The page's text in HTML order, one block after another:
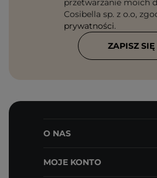
przetwarzanie moich
Cosibella sp. z o.o,
prywatności.
ZAPISZ SIĘ
O NAS
MOJE KONTO